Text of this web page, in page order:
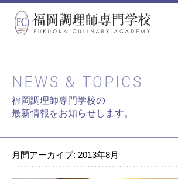
NEWS & TOPICS
福岡調理師専門学校の
最新情報をお知らせします。
月間アーカイブ: 2013年8月